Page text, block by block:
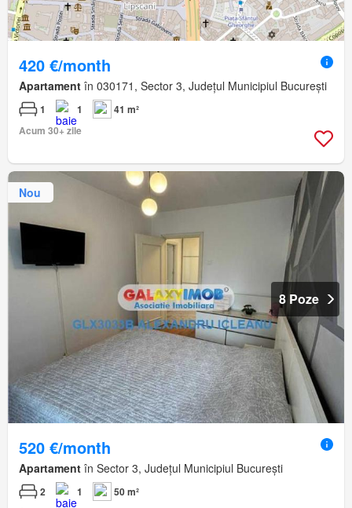
420 €/month
Apartament în 030171, Sector 3, Județul Municipiul București
1 1
41 m²
Acum 30+ zile
Nou
8 Poze
520 €/month
Apartament în Sector 3, Județul Municipiul București
2 1
50 m²